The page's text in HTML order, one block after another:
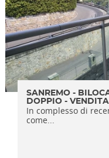
SANREMO -
DOPPIO - VENDITA
In complesso di
come...